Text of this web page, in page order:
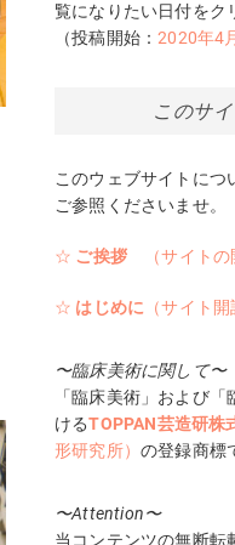
覧になりたい日付をク
（投稿開始：2020年4
このサ
このウェブサイトにつ
ご参照くださいませ。
☆ ご挨拶 （サイト
☆ はじめに （サイト開
〜臨床美術に関して〜
「臨床美術」および
けるTOPPAN芸造研株
形研究所） の登録商標
〜Attention〜
当コンテンツの無断転